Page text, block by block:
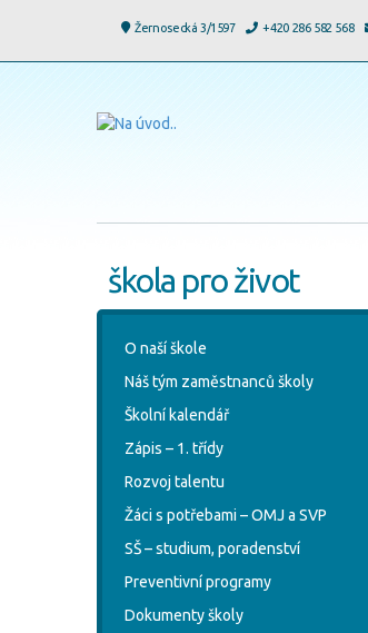
Žernosecká 3/1597 +420 286 582 568
škola pro život
O naší škole
Náš tým zaměstnanců školy
Školní kalendář
Zápis – 1. třídy
Rozvoj talentu
Žáci s potřebami – OMJ a SVP
SŠ – studium, poradenství
Preventivní programy
Dokumenty školy